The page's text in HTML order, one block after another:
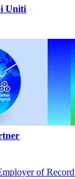
Uniti​​
of